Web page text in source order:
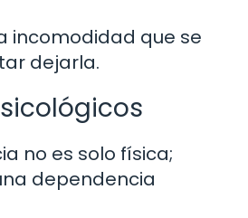
incomodidad que se
dejarla.
no es solo física;
dependencia